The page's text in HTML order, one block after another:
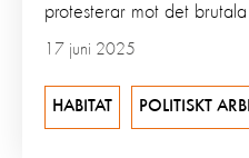
protesterar mot det
17 juni 2025
HABITAT POLITISKT